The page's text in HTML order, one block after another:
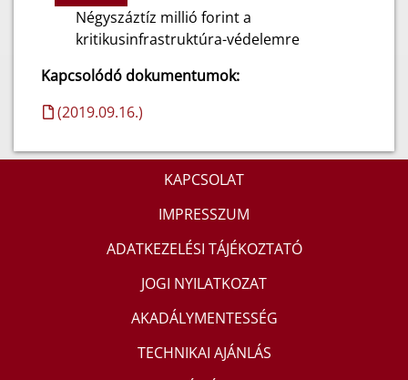
Négyszáztíz millió forint a
kritikusinfrastruktúra-védelemre
Kapcsolódó dokumentumok:
(2019.09.16.)
KAPCSOLAT
IMPRESSZUM
ADATKEZELÉSI TÁJÉKOZTATÓ
JOGI NYILATKOZAT
AKADÁLYMENTESSÉG
TECHNIKAI AJÁNLÁS